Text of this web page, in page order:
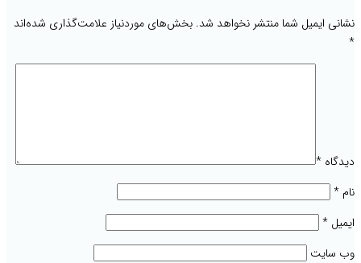
نشانی ایمیل شما منتشر نخواهد شد. بخش‌های موردنیاز علامت‌گذاری شده‌اند
*
دیدگاه *
نام *
ایمیل *
وب‌ سایت